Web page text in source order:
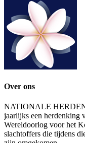
Over ons
NATIONALE
jaarlijks een herdenking
Wereldoorlog voor het
slachtoffers die tijdens